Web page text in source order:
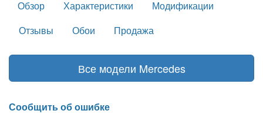
Обзор Характеристики
Модификации
Отзывы
Обои Продажа
Все модели Mercedes
Сообщить об ошибке